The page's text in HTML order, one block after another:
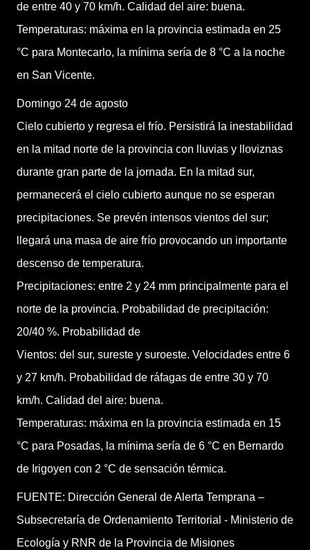
de entre 40 y 70 km/h. Calidad del aire: buena.
Temperaturas: máxima en la provincia estimada en 25
°C para Montecarlo, la mínima sería de 8 °C a la noche
en San Vicente.
Domingo 24 de agosto
Cielo cubierto y regresa el frío. Persistirá la inestabilidad
en la mitad norte de la provincia con lluvias y lloviznas
durante gran parte de la jornada. En la mitad sur,
permanecerá el cielo cubierto aunque no se esperan
precipitaciones. Se prevén intensos vientos del sur;
llegará una masa de aire frío provocando un importante
descenso de temperatura.
Precipitaciones: entre 2 y 24 mm principalmente para el
norte de la provincia. Probabilidad de precipitación:
20/40 %. Probabilidad de
Vientos: del sur, sureste y suroeste. Velocidades entre 6
y 27 km/h. Probabilidad de ráfagas de entre 30 y 70
km/h. Calidad del aire: buena.
Temperaturas: máxima en la provincia estimada en 15
°C para Posadas, la mínima sería de 6 °C en Bernardo
de Irigoyen con 2 °C de sensación térmica.
FUENTE: Dirección General de Alerta Temprana –
Subsecretaría de Ordenamiento Territorial - Ministerio de
Ecología y RNR de la Provincia de Misiones